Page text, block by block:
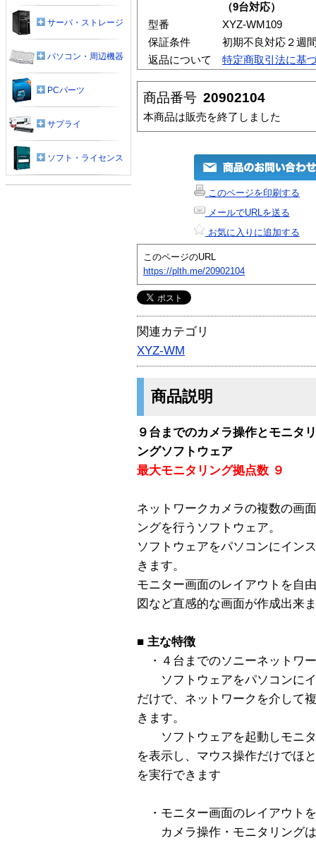
（9台対応）
型番
XYZ-WM109
保証条件
初期不良対応２週
返品について
特定商取引法に基
商品番号 20902104
本商品は販売を終了しました
このページを印刷する
メールでURLを送る
お気に入りに追加する
このページのURL
https://plth.me/20902104
関連カテゴリ
XYZ-WM
商品説明
９台までのカメラ操作とモニタ
ングソフトウェア
最大モニタリング拠点数 ９
ネットワークカメラの複数の画
ングを行うソフトウェア。
ソフトウェアをパソコンにイン
きます。
モニター画面のレイアウトを自
図など直感的な画面が作成出来
■ 主な特徴
・４台までのソニーネットワ
ソフトウェアをパソコンにイ
だけで、ネットワークを介して
きます。
ソフトウェアを起動しモニタ
を表示し、マウス操作だけでほ
を実行できます
・モニター画面のレイアウト
カメラ操作・モニタリングは
サーバ・ストレージ
パソコン・周辺機器
PCパーツ
サプライ
ソフト・ライセンス